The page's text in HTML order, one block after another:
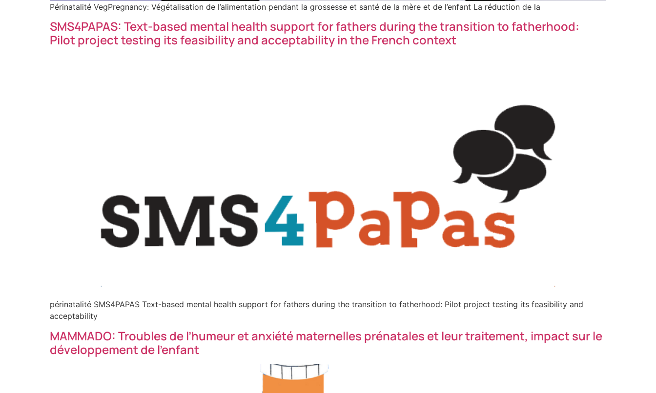
Périnatalité VegPregnancy: Végétalisation de l’alimentation pendant la grossesse et santé de la mère et de l’enfant La réduction de la
SMS4PAPAS: Text-based mental health support for fathers during the transition to fatherhood:
Pilot project testing its feasibility and acceptability in the French context
périnatalité SMS4PAPAS Text-based mental health support for fathers during the transition to fatherhood: Pilot project testing its feasibility and
acceptability
MAMMADO: Troubles de l’humeur et anxiété maternelles prénatales et leur traitement, impact sur le
développement de l’enfant